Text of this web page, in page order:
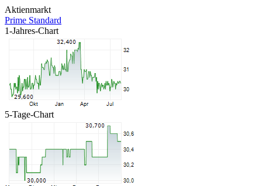
Aktienmarkt
Prime Standard
1-Jahres-Chart
5-Tage-Chart